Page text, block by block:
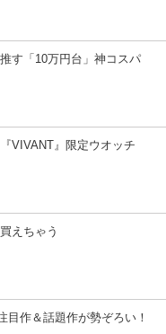
す「10万円台」神コスパ
VIVANT』限定ウオッチ
えちゃう
目作＆話題作が勢ぞろい！